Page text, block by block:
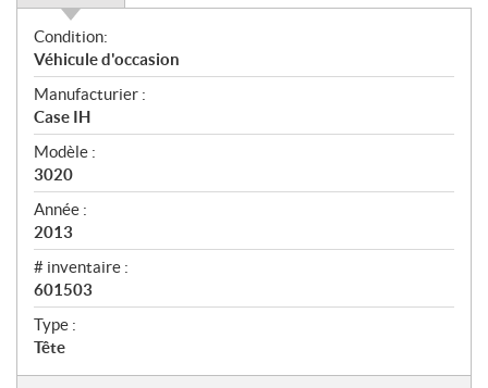
A
p
e
r
ç
u
Condition:
Véhicule d'occasion
Manufacturier :
Case IH
Modèle :
3020
Année :
2013
# inventaire :
601503
Type :
Tête